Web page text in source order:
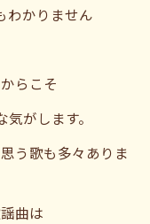
わかりません
らこそ
がします。
う歌も多々ありま
曲は